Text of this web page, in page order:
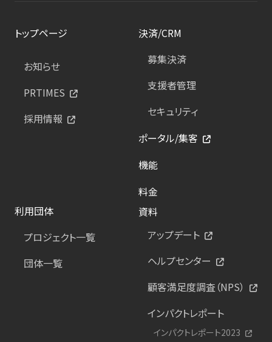
トップページ
お知らせ
PRTIMES
採用情報
決済/CRM
募集決済
支援者管理
セキュリティ
ポータル/集客
機能
料金
利用団体
プロジェクト一覧
団体一覧
資料
アップデート
ヘルプセンター
顧客満足度調査（NPS）
インパクトレポート
インパクトレポート2023